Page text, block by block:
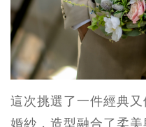
這次挑選了一件經典
婚紗，造型融合了柔